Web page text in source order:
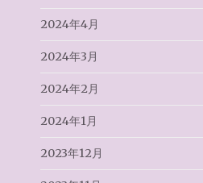
2024年4月
2024年3月
2024年2月
2024年1月
2023年12月